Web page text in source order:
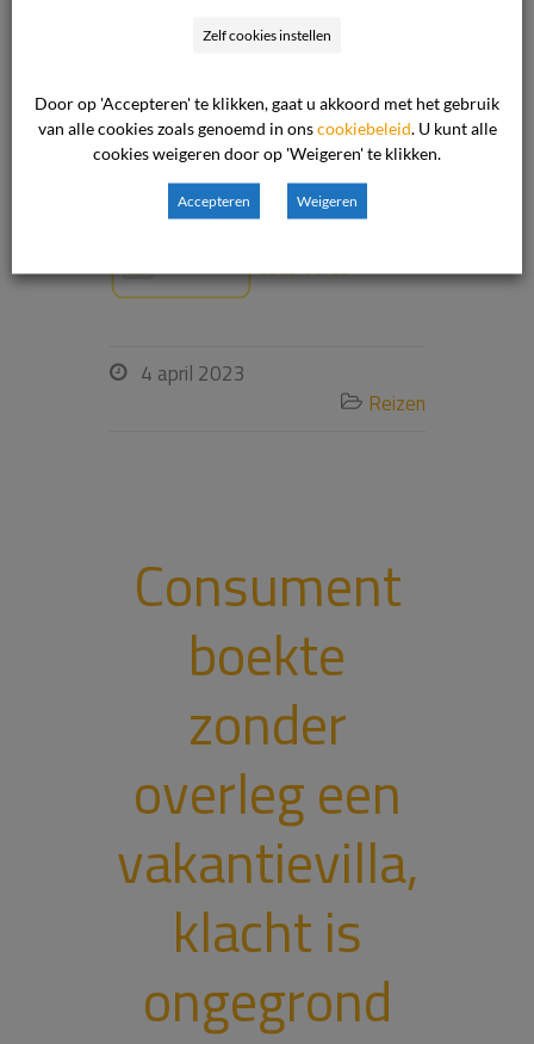
klachten niet te melden heeft de
mogelijkheid ontnomen om de
klachten op te lossen. De klacht is
derhalve ongegrond. […]
Lees verder
 4 april 2023
 Reizen
Consument
boekte
zonder
overleg een
vakantievilla,
klacht is
ongegrond
Zelf cookies instellen
Door op 'Accepteren' te klikken, gaat u akkoord met het gebruik
van alle cookies zoals genoemd in onscookiebeleid . U kunt alle
cookies weigeren door op 'Weigeren' te klikken.
Accepteren Weigeren